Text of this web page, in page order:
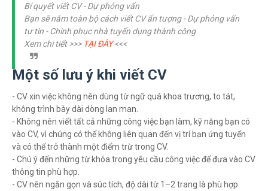
Bí quyết viết CV - Dự phỏng vấn
Bạn sẽ nắm toàn bộ cách viết CV ấn tượng - Dự phỏng vấn
tự tin - Chinh phục nhà tuyển dụng thành công
Xem chi tiết >>> TẠI ĐÂY<<<
Một số lưu ý khi viết CV
- CV xin việc không nên dùng từ ngữ quá khoa trương, to tát,
không trình bày dài dòng lan man.
- Không nên viết tất cả những công việc bạn làm, kỹ năng bạn có
vào CV, vì chúng có thể không liên quan đến vị trí bạn ứng tuyển
và có thể trở thành một điểm trừ trong CV.
- Chú ý đến những từ khóa trong yêu cầu công việc để đưa vào CV
thông tin phù hợp.
- CV nên ngắn gọn và súc tích, độ dài từ 1–2 trang là phù hợp